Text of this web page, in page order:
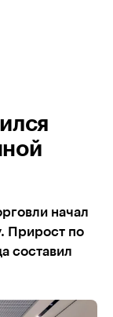
начал
Прирост по
составил